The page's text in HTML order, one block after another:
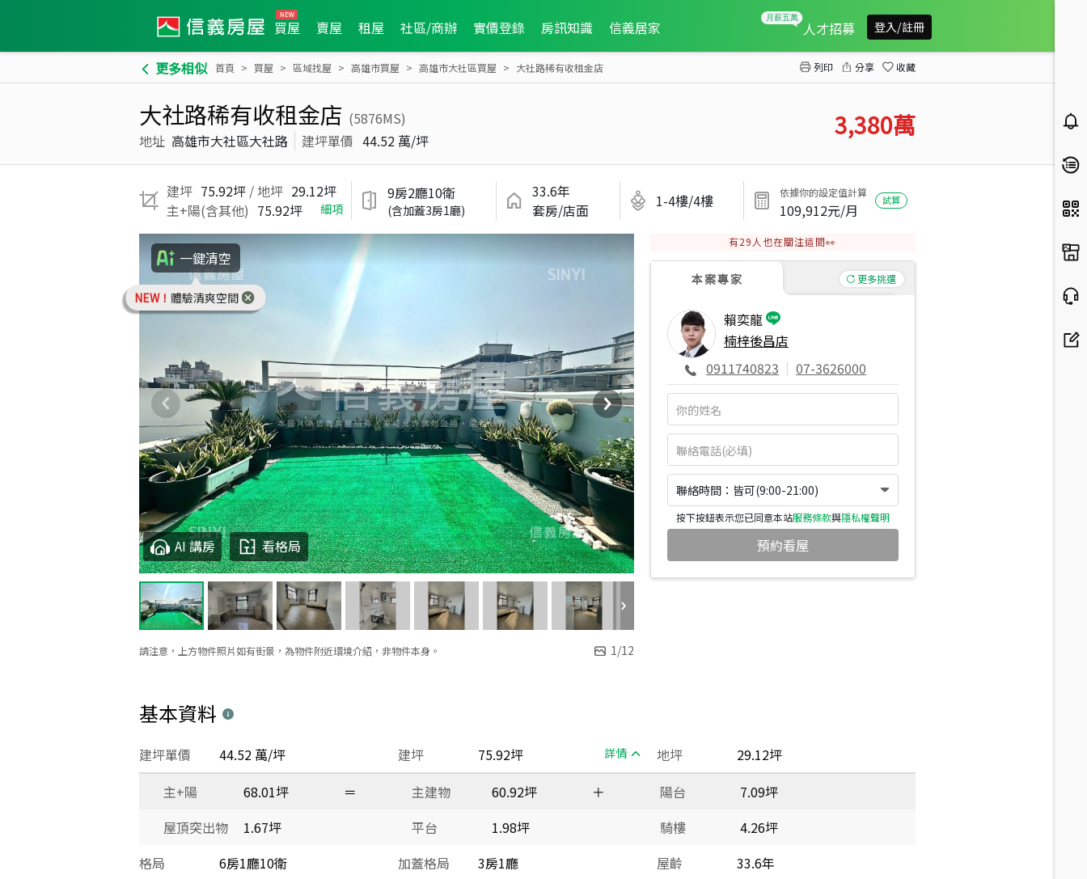
買屋 賣屋 租屋 社區/商辦 實價登錄 房訊知識 信義居家 人才招募 登入/註冊
更多相似 首頁 買屋 區域找屋 高雄市買屋 高雄市大社區買屋 大社路稀有收租金店 列印 分享 收藏
大社路稀有收租金店 (5876MS)
地址 高雄市大社區大社路 建坪單價 44.52 萬/坪 3,380萬
建坪 75.92坪 / 地坪 29.12坪
主+陽(含其他) 75.92坪 細項
9房2廳10衛
(含加蓋3房1廳)
33.6年
套房/店面
1-4樓/4樓 依據你的設定值計算
109,912元/月
試算
一鍵清空
NEW！ 體驗清爽空間
請注意，上方物件照片如有街景，為物件附近環境介紹，非物件本身。 1/12
AI 講房 看格局
有29 人也在關注這間👀
本案專家 更多挑選
賴奕龍
楠梓後昌店
0911740823 | 07-3626000
聯絡時間：皆可(9:00-21:00)
按下按鈕表示您已同意本站服務條款與隱私權聲明
預約看屋
基本資料
建坪 75.92坪 詳情
建坪單價 44.52 萬/坪 地坪
29.12坪
主+陽
68.01坪 ＝ 主建物 60.92坪 ＋ 陽台
7.09坪
屋頂突出物
1.67坪 平台 1.98坪 騎樓
4.26坪
格局
6房1廳10衛 加蓋格局 3房1廳 屋齡
33.6年